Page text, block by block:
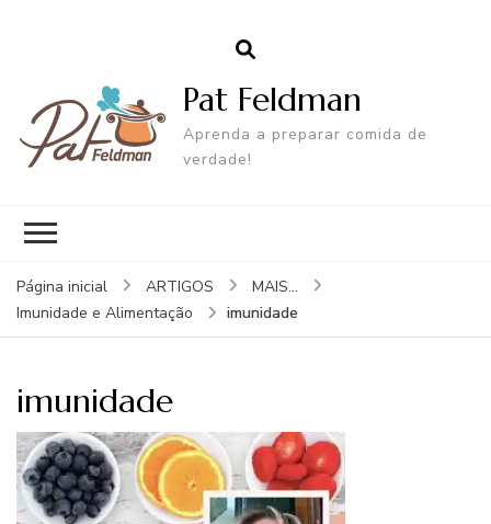
Pat Feldman
Aprenda a preparar comida de
verdade!
Página inicial ARTIGOS
MAIS...
Imunidade e Alimentação
imunidade
imunidade